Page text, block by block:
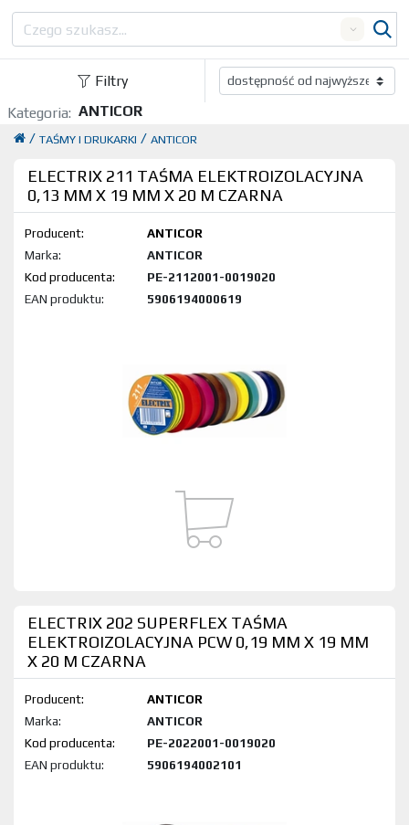
Filtry
Kategoria: ANTICOR
ANTICOR
/
TAŚMY I DRUKARKI
/
ELECTRIX 211 TAŚMA ELEKTROIZOLACYJNA
0,13 MM X 19 MM X 20 M CZARNA
Producent:
ANTICOR
Marka:
ANTICOR
Kod produktu:
PE-2112001-0019020
EAN produktu:
5906194000619
ELECTRIX 202 SUPERFLEX TAŚMA
ELEKTROIZOLACYJNA PCW 0,19 MM X 19 MM
X 20 M CZARNA
Producent:
ANTICOR
Marka:
ANTICOR
Kod produktu:
PE-2022001-0019020
EAN produktu:
5906194002101